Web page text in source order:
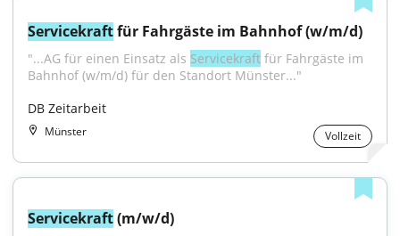
Servicekraft für Fahrgäste im Bahnhof (w/m/d)
"...AG für einen Einsatz als Servicekraft für Fahrgäste im
Bahnhof (w/m/d) für den Standort Münster..."
DB Zeitarbeit
Münster Vollzeit
Servicekraft (m/w/d)